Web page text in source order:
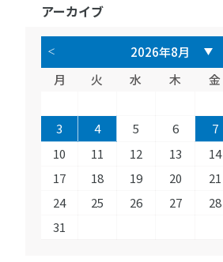
アーカイブ
月 火 水 木 金
3
4 5 6 7
10
11 12 13 14
17
18 19 20 21
24
25 26 27 28
31